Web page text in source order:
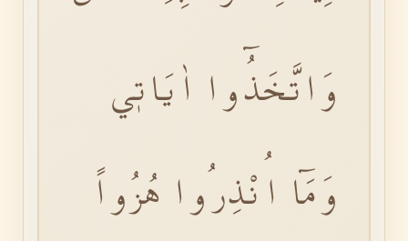
وَاتَّخَذُٓوا اٰيَاتٖي
وَمَٓا اُنْذِرُوا هُزُواً